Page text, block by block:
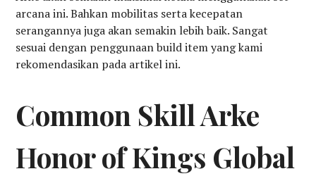
arcana ini. Bahkan mobilitas serta kecepatan
serangannya juga akan semakin lebih baik. Sangat
sesuai dengan penggunaan build item yang kami
rekomendasikan pada artikel ini.
Common Skill Arke
Honor of Kings Global